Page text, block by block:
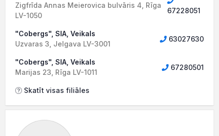
Zigfrīda Annas Meierovica bulvāris 4, Rīga
LV-1050
67228051
"Cobergs", SIA, Veikals
Uzvaras 3, Jelgava LV-3001
63027630
"Cobergs", SIA, Veikals
Marijas 23, Rīga LV-1011
67280501
Skatīt visas filiāles